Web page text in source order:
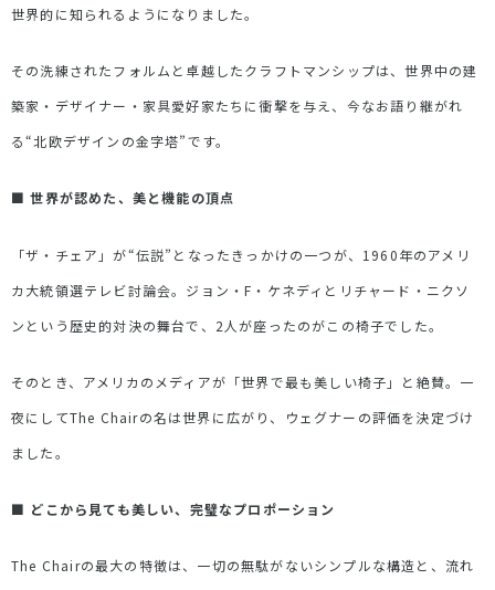
世界的に知られるようになりました。
その洗練されたフォルムと卓越したクラフトマンシップは、世界中の建
築家・デザイナー・家具愛好家たちに衝撃を与え、今なお語り継がれ
る“北欧デザインの金字塔”です。
■ 世界が認めた、美と機能の頂点
「ザ・チェア」が“伝説” となったきっかけの一つが、 1960年のアメリ
カ大統領選テレビ討論会。ジョン・F ・ケネディとリチャード・ニクソ
ンという歴史的対決の舞台で、 2 人が座ったのがこの椅子でした。
そのとき、アメリカのメディアが「世界で最も美しい椅子」と絶賛。一
夜にしてThe Chairの名は世界に広がり、ウェグナーの評価を決定づけ
ました。
■ どこから見ても美しい、完璧なプロポーション
The Chairの最大の特徴は、一切の無駄がないシンプルな構造と、流れ